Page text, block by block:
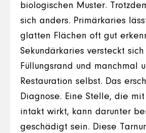
biologischen Muster.
sich anders. Primärkaries
glatten Flächen oft gut
Sekundärkaries versteckt
Füllungsrand und manchmal
Restauration selbst. Das
Diagnose. Eine Stelle, die
intakt wirkt, kann darunter
geschädigt sein. Diese